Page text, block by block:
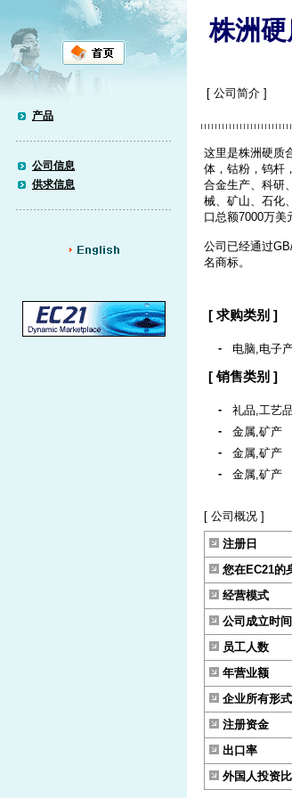
产品
公司信息
供求信息
株洲硬
[ 公司简介 ]
这里是株洲硬质
体，钴粉，钨杆
合金生产、科研
械、矿山、石化
口总额7000万美
公司已经通过
名商标。
[ 求购类别 ]
- 电脑,电子
[ 销售类别 ]
- 礼品,工艺
-
金属,矿产
-
金属,矿产
-
金属,矿产
[ 公司概况 ]
注册日
您在EC21的
经营模式
公司成立时间
员工人数
年营业额
企业所有形式
注册资金
出口率
外国人投资